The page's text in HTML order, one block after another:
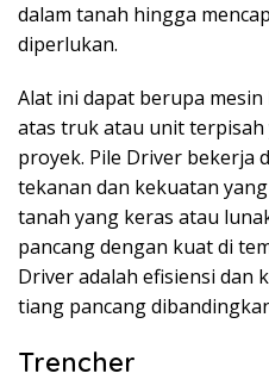
dalam tanah hingga
diperlukan.
Alat ini dapat berupa
atas truk atau unit
proyek. Pile Driver bekerja
tekanan dan kekuatan
tanah yang keras atau
pancang dengan kuat di
Driver adalah efisiensi dan
tiang pancang
Trencher